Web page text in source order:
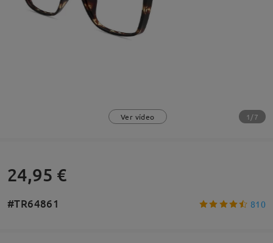
Ver vídeo 1/7
24,95 €
#TR64861 810